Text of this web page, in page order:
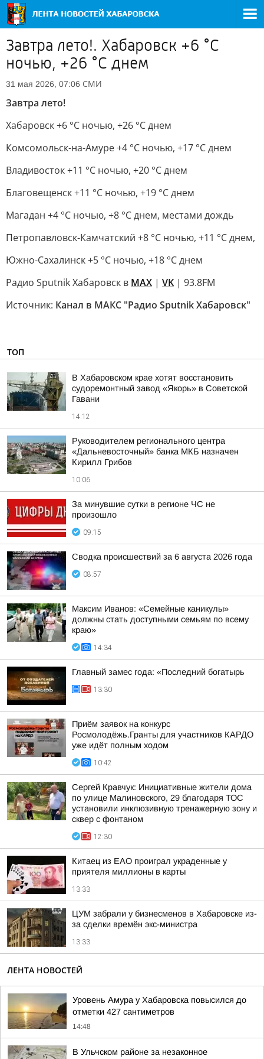
Завтра лето!. Хабаровск +6 °C
ночью, +26 °C днем
31 мая 2026, 07:06 СМИ
Завтра лето!
Хабаровск +6 °C ночью, +26 °C днем
Комсомольск-на-Амуре +4 °C ночью, +17 °C днем
Владивосток +11 °C ночью, +20 °C днем
Благовещенск +11 °C ночью, +19 °C днем
Магадан +4 °C ночью, +8 °C днем, местами дождь
Петропавловск-Камчатский +8 °C ночью, +11 °C днем,
Южно-Сахалинск +5 °C ночью, +18 °C днем
Радио Sputnik Хабаровск в MAX | VK | 93.8FM
Источник: Канал в МАКС "Радио Sputnik Хабаровск"
ТОП
В Хабаровском крае хотят восстановить
судоремонтный завод «Якорь» в Советской
Гавани
14:12
Руководителем регионального центра
«Дальневосточный» банка МКБ назначен
Кирилл Грибов
10:06
За минувшие сутки в регионе ЧС не
произошло
09:15
Сводка происшествий за 6 августа 2026 года
08:57
Максим Иванов: «Семейные каникулы»
должны стать доступными семьям по всему
краю»
14:34
Главный замес года: «Последний богатырь
13:30
Приём заявок на конкурс
Росмолодёжь.Гранты для участников КАРДО
уже идёт полным ходом
10:42
Сергей Кравчук: Инициативные жители дома
по улице Малиновского, 29 благодаря ТОС
установили инклюзивную тренажерную зону и
сквер с фонтаном
12:30
Китаец из ЕАО проиграл украденные у
приятеля миллионы в карты
13:33
ЦУМ забрали у бизнесменов в Хабаровске из-
за сделки времён экс-министра
13:33
ЛЕНТА НОВОСТЕЙ
Уровень Амура у Хабаровска повысился до
отметки 427 сантиметров
14:48
В Ульчском районе за незаконное